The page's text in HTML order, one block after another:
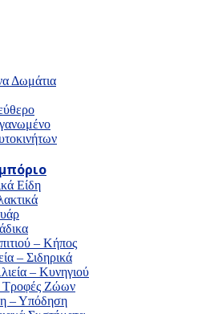
Δωμάτια
Είδη
– Κήπος
– Σιδηρικά
– Κυνηγιού
Τροφές Ζώων
– Υπόδηση